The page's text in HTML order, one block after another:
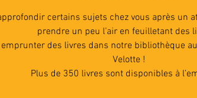
certains sujets chez vous après un
prendre un peu l’air en feuilletant des
emprunter des livres dans notre bibliothèque
Velotte !
Plus de 350 livres sont disponibles à